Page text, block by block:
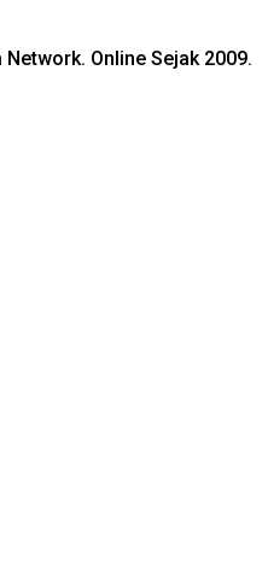
Online Sejak 2009.